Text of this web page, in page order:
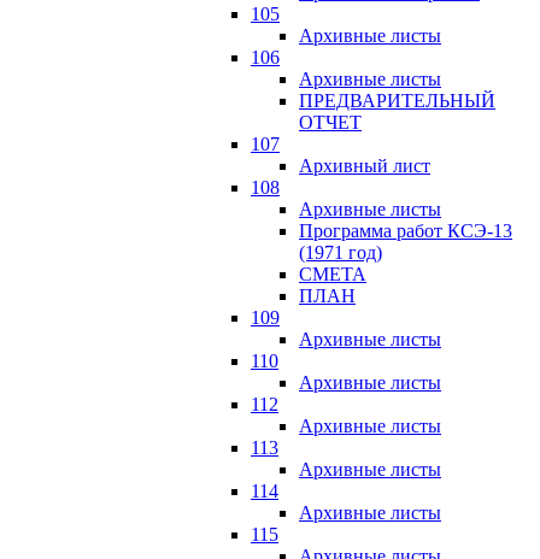
105
Архивные листы
106
Архивные листы
ПРЕДВАРИТЕЛЬНЫЙ
ОТЧЕТ
107
Архивный лист
108
Архивные листы
Программа работ КСЭ-13
(1971 год)
СМЕTA
ПЛАН
109
Архивные листы
110
Архивные листы
112
Архивные листы
113
Архивные листы
114
Архивные листы
115